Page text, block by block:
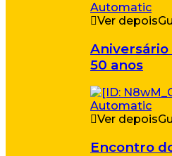
Ver depois
Aniversário
50 anos
Ver depois
Encontro